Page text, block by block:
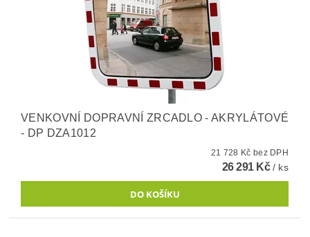
VENKOVNÍ DOPRAVNÍ ZRCADLO - AKRYLÁTOVÉ
- DP DZA1012
21 728 Kč bez DPH
26 291 Kč/ ks